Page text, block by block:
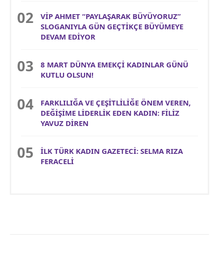
VİP AHMET “PAYLAŞARAK BÜYÜYORUZ”
SLOGANIYLA GÜN GEÇTİKÇE BÜYÜMEYE
DEVAM EDİYOR
8 MART DÜNYA EMEKÇİ KADINLAR GÜNÜ
KUTLU OLSUN!
FARKLILIĞA VE ÇEŞİTLİLİĞE ÖNEM VEREN,
DEĞİŞİME LİDERLİK EDEN KADIN: FİLİZ
YAVUZ DİREN
İLK TÜRK KADIN GAZETECİ: SELMA RIZA
FERACELİ